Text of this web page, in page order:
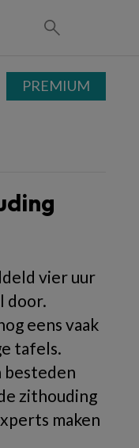
vier uur
door.
eens vaak
tafels.
besteden
zithouding
maken
PREMIUM